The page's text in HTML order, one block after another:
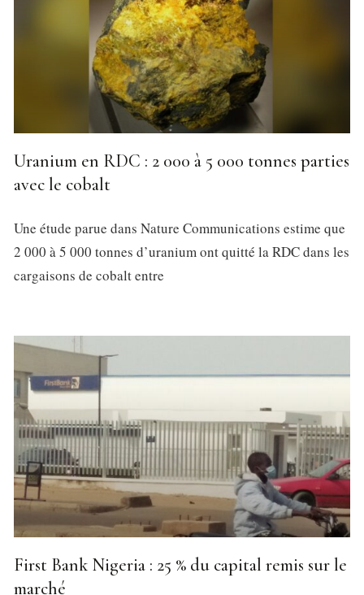
Uranium en RDC : 2 000 à 5 000 tonnes parties
avec le cobalt
Une étude parue dans Nature Communications estime que
2 000 à 5 000 tonnes d’uranium ont quitté la RDC dans les
cargaisons de cobalt entre
First Bank Nigeria : 25 % du capital remis sur le
marché